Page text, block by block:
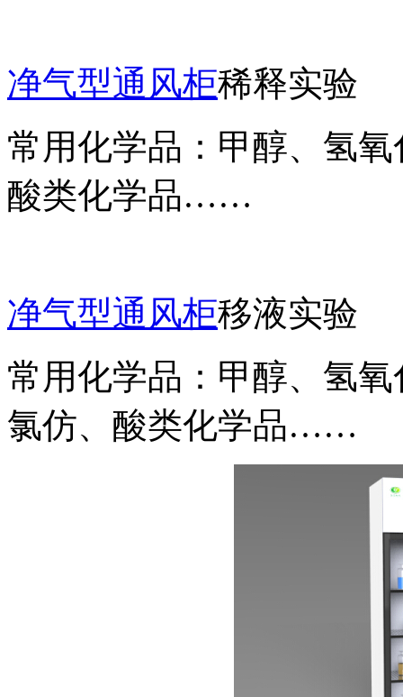
净气型通风柜稀释实验
常用化学品：甲醇、氢
酸类化学品……
净气型通风柜移液实验
常用化学品：甲醇、氢
氯仿、酸类化学品……